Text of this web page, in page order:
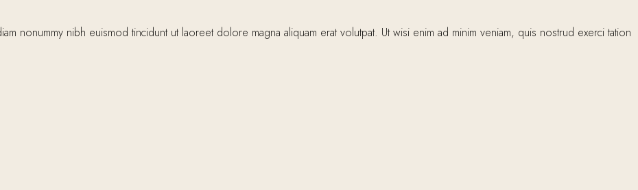
nonummy nibh euismod tincidunt ut laoreet dolore magna aliquam erat volutpat. Ut wisi enim ad minim veniam, quis nostrud exerci tation